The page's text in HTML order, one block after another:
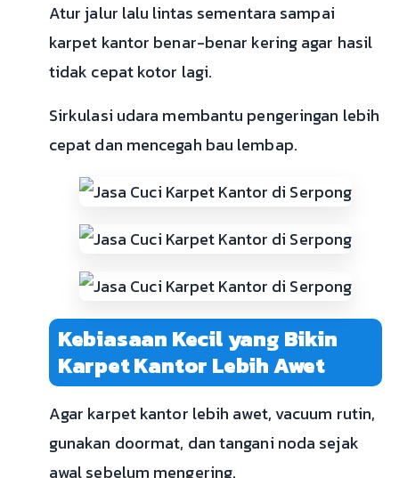
Atur jalur lalu lintas sementara sampai
karpet kantor benar-benar kering agar hasil
tidak cepat kotor lagi.
Sirkulasi udara membantu pengeringan lebih
cepat dan mencegah bau lembap.
Kebiasaan Kecil yang Bikin
Karpet Kantor Lebih Awet
Agar karpet kantor lebih awet, vacuum rutin,
gunakan doormat, dan tangani noda sejak
awal sebelum mengering.